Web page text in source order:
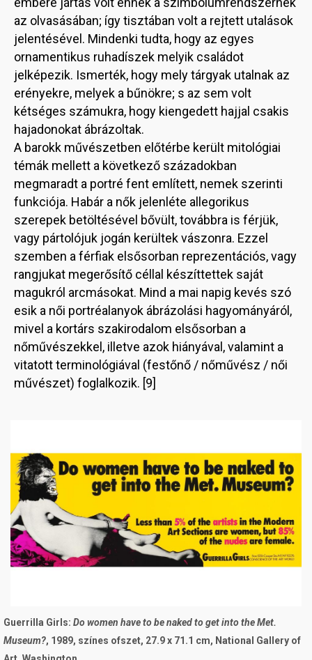
az olvasásában; így tisztában volt a rejtett utalások
jelentésével. Mindenki tudta, hogy az egyes
ornamentikus ruhadíszek melyik családot
jelképezik. Ismerték, hogy mely tárgyak utalnak az
erényekre, melyek a bűnökre; s az sem volt
kétséges számukra, hogy kiengedett hajjal csakis
hajadonokat ábrázoltak.
A barokk művészetben előtérbe került mitológiai
témák mellett a következő századokban
megmaradt a portré fent említett, nemek szerinti
funkciója. Habár a nők jelenléte allegorikus
szerepek betöltésével bővült, továbbra is férjük,
vagy pártolójuk jogán kerültek vászonra. Ezzel
szemben a férfiak elsősorban reprezentációs, vagy
rangjukat megerősítő céllal készíttettek saját
magukról arcmásokat. Mind a mai napig kevés szó
esik a női portréalanyok ábrázolási hagyományáról,
mivel a kortárs szakirodalom elsősorban a
nőművészekkel, illetve azok hiányával, valamint a
vitatott terminológiával (festőnő / nőművész / női
művészet) foglalkozik. [9]
Guerrilla Girls: Do women have to be naked to get into the Met.
Museum?, 1989, színes ofszet, 27.9 x 71.1 cm, National Gallery of